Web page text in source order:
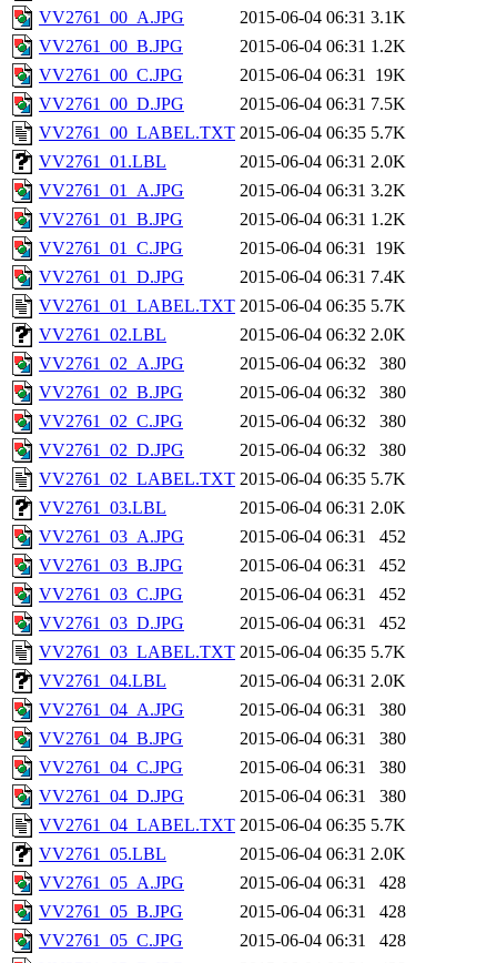
VV2761_00_A.JPG
2015-06-04 06:31 3.1K
VV2761_00_B.JPG
2015-06-04 06:31 1.2K
VV2761_00_C.JPG
2015-06-04 06:31 19K
VV2761_00_D.JPG
2015-06-04 06:31 7.5K
VV2761_00_LABEL.TXT 2015-06-04 06:35 5.7K
VV2761_01.LBL
2015-06-04 06:31 2.0K
VV2761_01_A.JPG
2015-06-04 06:31 3.2K
VV2761_01_B.JPG
2015-06-04 06:31 1.2K
VV2761_01_C.JPG
2015-06-04 06:31 19K
VV2761_01_D.JPG
2015-06-04 06:31 7.4K
VV2761_01_LABEL.TXT 2015-06-04 06:35 5.7K
VV2761_02.LBL
2015-06-04 06:32 2.0K
VV2761_02_A.JPG
2015-06-04 06:32
380
VV2761_02_B.JPG
2015-06-04 06:32
380
VV2761_02_C.JPG
2015-06-04 06:32
380
VV2761_02_D.JPG
2015-06-04 06:32
380
VV2761_02_LABEL.TXT 2015-06-04 06:35 5.7K
VV2761_03.LBL
2015-06-04 06:31 2.0K
VV2761_03_A.JPG
2015-06-04 06:31
452
VV2761_03_B.JPG
2015-06-04 06:31
452
VV2761_03_C.JPG
2015-06-04 06:31
452
VV2761_03_D.JPG
2015-06-04 06:31
452
VV2761_03_LABEL.TXT 2015-06-04 06:35 5.7K
VV2761_04.LBL
2015-06-04 06:31 2.0K
VV2761_04_A.JPG
2015-06-04 06:31
380
VV2761_04_B.JPG
2015-06-04 06:31
380
VV2761_04_C.JPG
2015-06-04 06:31
380
VV2761_04_D.JPG
2015-06-04 06:31
380
VV2761_04_LABEL.TXT 2015-06-04 06:35 5.7K
VV2761_05.LBL
2015-06-04 06:31 2.0K
VV2761_05_A.JPG
2015-06-04 06:31
428
VV2761_05_B.JPG
2015-06-04 06:31
428
VV2761_05_C.JPG
2015-06-04 06:31
428